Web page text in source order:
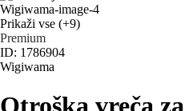
Prikaži vse (+9)
Premium
ID: 1786904
Wigiwama